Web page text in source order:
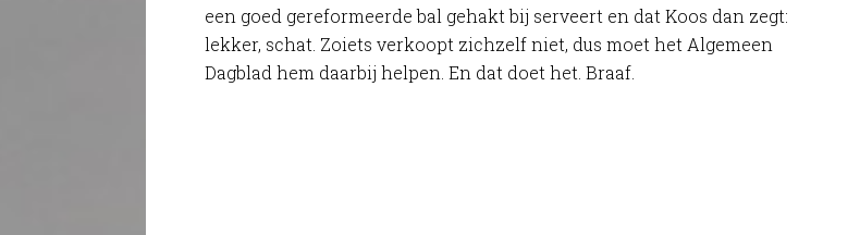
een goed gereformeerde bal gehakt bij serveert en dat Koos dan zegt:
lekker, schat. Zoiets verkoopt zichzelf niet, dus moet het Algemeen
Dagblad hem daarbij helpen. En dat doet het. Braaf.